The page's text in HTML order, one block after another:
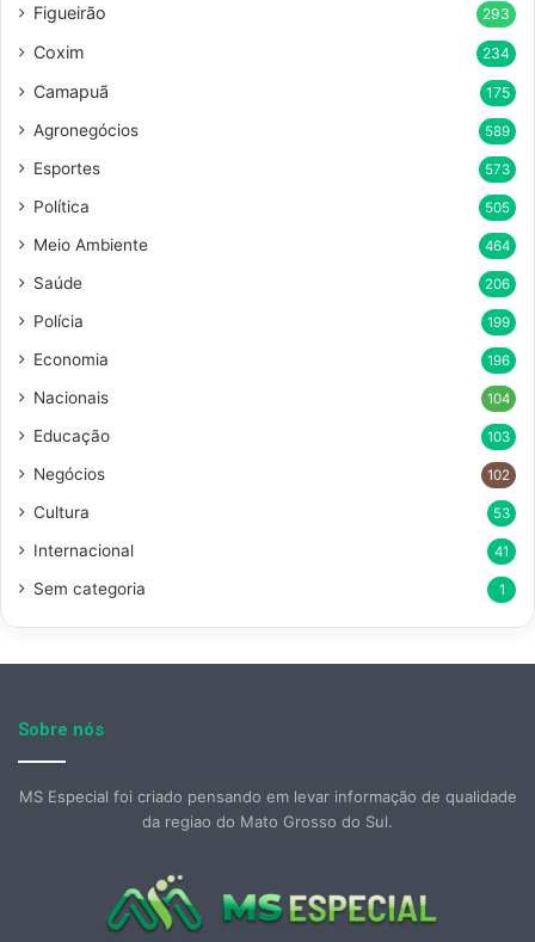
Figueirão 293
Coxim 234
Camapuã 175
Agronegócios 589
Esportes 573
Política 505
Meio Ambiente 464
Saúde 206
Polícia 199
Economia 196
Nacionais 104
Educação 103
Negócios 102
Cultura 53
Internacional 41
Sem categoria 1
Sobre nós
MS Especial foi criado pensando em levar informação de qualidade
da regiao do Mato Grosso do Sul.